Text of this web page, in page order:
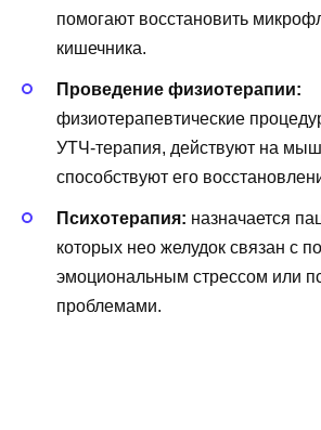
помогают восстановить
кишечника.
Проведение физиотерапии:
физиотерапевтические
УТЧ-терапия, действуют на
способствуют его
Психотерапия: назначается
которых нео желудок связан с
эмоциональным стрессом или
проблемами.